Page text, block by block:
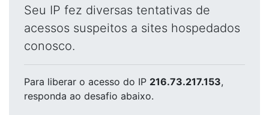
Seu IP fez diversas tentativas de
acessos suspeitos a sites hospedados
conosco.
Para liberar o acesso do IP 216.73.217.153,
responda ao desafio abaixo.